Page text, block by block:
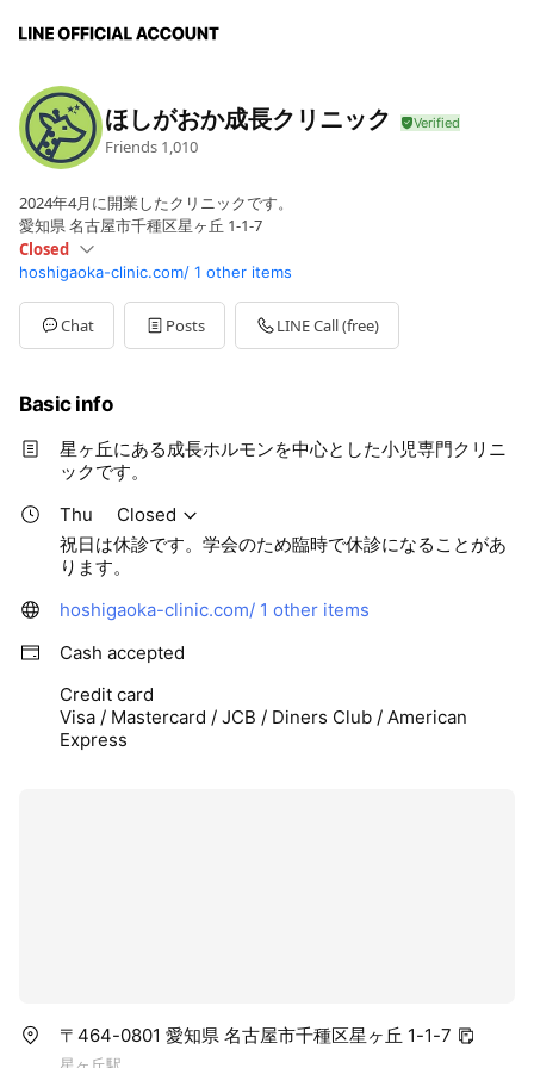
ほしがおか成長クリニック
Friends 1,010
2024年4月に開業したクリニックです。
愛知県 名古屋市千種区星ヶ丘 1-1-7
Closed
Sun09:00 - 12:00
Mon06:30 - 08:00,17:45 - 19:15
TueClosed
WedClosed
Sat09:00 - 12:00
祝日は休診です。学会のため臨時で休診になることがあります。
hoshigaoka-clinic.com/ 1 other items
Chat Posts LINE Call (free)
Basic info
星ヶ丘にある成長ホルモンを中心とした小児専門クリニ
ックです。
Thu
Closed
祝日は休診です。学会のため臨時で休診になることがあ
ります。
hoshigaoka-clinic.com/ 1 other items
Cash accepted
Credit card
Visa / Mastercard / JCB / Diners Club / American
Express
〒464-0801 愛知県 名古屋市千種区星ヶ丘 1-1-7